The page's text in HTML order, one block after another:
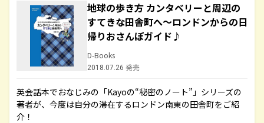
地球の歩き方 カンタベリーと周辺の
すてきな田舎町へ～ロンドンからの日
帰りおさんぽガイド♪
D-Books
2018.07.26 発売
英会話本でおなじみの「Kayoの“秘密のノート”」シリーズの
著者が、今度は自分の滞在するロンドン南東の田舎町をご紹
介！